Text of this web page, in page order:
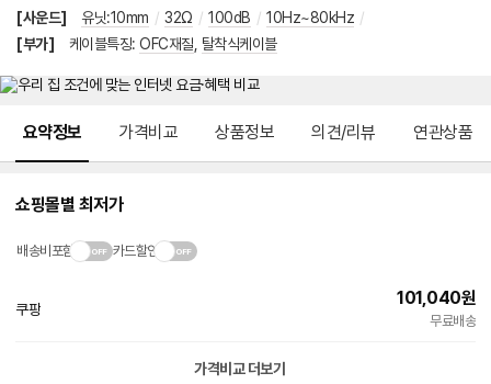
[사운드] 유닛:10mm / 32Ω / 100dB / 10Hz~80kHz /
[부가]
케이블특징: OFC재질 탈착식케이블
요약정보 가격비교 상품정보 의견/리뷰 연관상품
쇼핑몰별 최저가
배송비포함 카드할인
쿠팡
101,040원
무료배송
가격비교 더보기